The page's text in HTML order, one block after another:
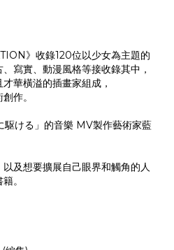
》收錄120位以少女為主題的
寫實、動漫風格等接收錄其中，
華橫溢的插畫家組成，
作。
ける」的音樂 MV製作藝術家藍
及想要擴展自己眼界和觸角的人
。